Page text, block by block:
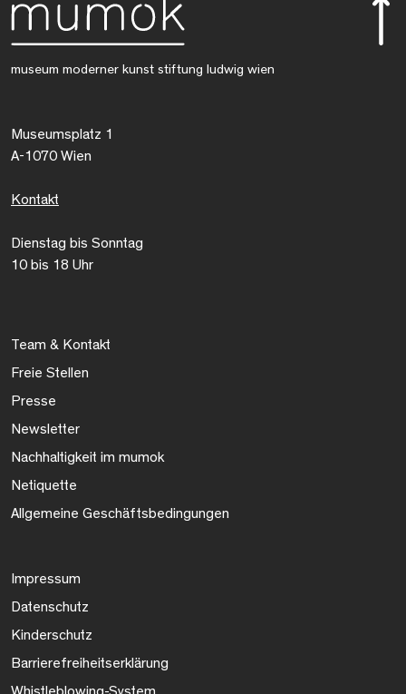
museum moderner kunst stiftung ludwig wien
Museumsplatz 1
A-1070 Wien
Kontakt
Dienstag bis Sonntag
10 bis 18 Uhr
Team & Kontakt
Freie Stellen
Presse
Newsletter
Nachhaltigkeit im mumok
Netiquette
Allgemeine Geschäftsbedingungen
Impressum
Datenschutz
Kinderschutz
Barrierefreiheitserklärung